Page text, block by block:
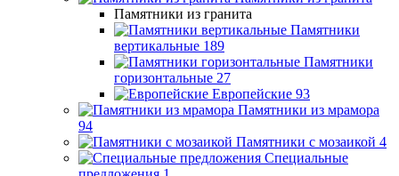
Памятники из гранита
Памятники
вертикальные 189
Памятники
горизонтальные 27
Европейские 93
Памятники из мрамора
94
Памятники с мозаикой 4
Специальные